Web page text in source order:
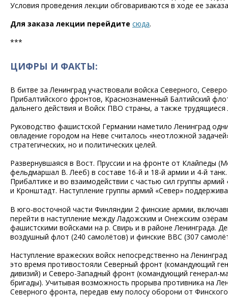
Условия проведения лекции обговариваются в ходе ее
Для заказа лекции перейдите сюда.
***
ЦИФРЫ И ФАКТЫ:
В битве за Ленинград участвовали войска Северного,
Прибалтийского фронтов, Краснознаменный Балтийский
дальнего действия и Войск ПВО страны, а также
Руководство фашистской Германии наметило Ленинград
овладение городом на Неве считалось «неотложной
стратегических, но и политических целей.
Развернувшаяся в Вост. Пруссии и на фронте от Клайпеды
фельдмаршал В. Лееб) в составе 16-й и 18-й армии и 4-й
Прибалтике и во взаимодействии с частью сил группы
и Кронштадт. Наступление группы армий «Север»
В юго-восточной части Финляндии 2 финские армии,
перейти в наступление между Ладожским и Онежским
фашистскими войсками на р. Свирь и в районе Ленинграда.
воздушный флот (240 самолётов) и финские ВВС (307
Наступление вражеских войск непосредственно на
это время противостояли Северный фронт (командующий
дивизий) и Северо-Западный фронт (командующий генерал-
бригады). Учитывая возможность прорыва противника на
Северного фронта, передав ему полосу оборони от